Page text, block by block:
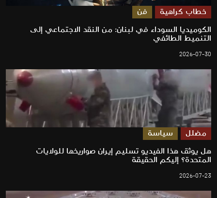
خطاب كراهية فن
الكوميديا السوداء في لبنان: من النقد الاجتماعي إلى
التنميط الطائفي
2026-07-30
مضلل سياسة
هل يوثق هذا الفيديو تسليم إيران صواريخها للولايات
المتحدة؟ إليكم الحقيقة
2026-07-23